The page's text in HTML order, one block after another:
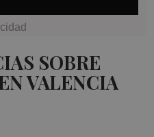
SOBRE
VALENCIA